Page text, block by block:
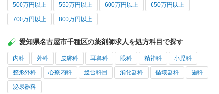
500万円以上 550万円以上 600万円以上 650万円以上
700万円以上 800万円以上
愛知県名古屋市千種区の薬剤師求人を処方科目で探す
内科 外科 皮膚科 耳鼻科 眼科 精神科 小児科
整形外科 心療内科 総合科目 消化器科 循環器科 歯科
泌尿器科